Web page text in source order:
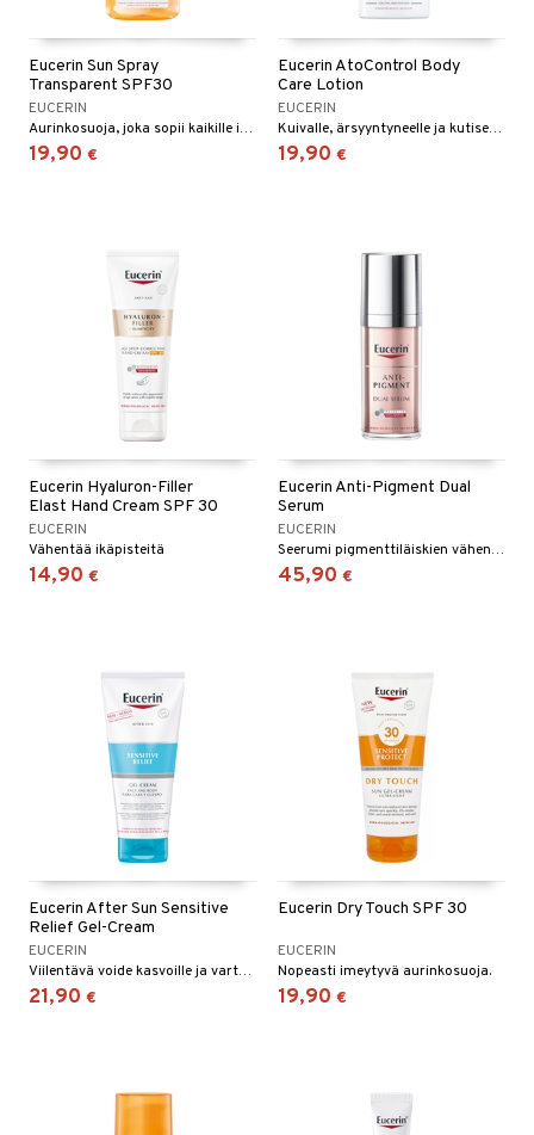
Eucerin Sun Spray
Transparent SPF30
EUCERIN
Aurinkosuoja, joka sopii kaikille ihotyypeille, myös herkälle ja akneen taipuvaiselle iholle.
19,90 €
Eucerin AtoControl Body
Care Lotion
EUCERIN
Kuivalle, ärsyyntyneelle ja kutisevalle iholle
19,90 €
Eucerin Hyaluron-Filler
Elast Hand Cream SPF 30
EUCERIN
Vähentää ikäpisteitä
14,90 €
Eucerin Anti-Pigment Dual
Serum
EUCERIN
Seerumi pigmenttiläiskien vähentämiseen.
45,90 €
Eucerin After Sun Sensitive
Relief Gel-Cream
EUCERIN
Viilentävä voide kasvoille ja vartalolle.
21,90 €
Eucerin Dry Touch SPF 30
EUCERIN
Nopeasti imeytyvä aurinkosuoja.
19,90 €